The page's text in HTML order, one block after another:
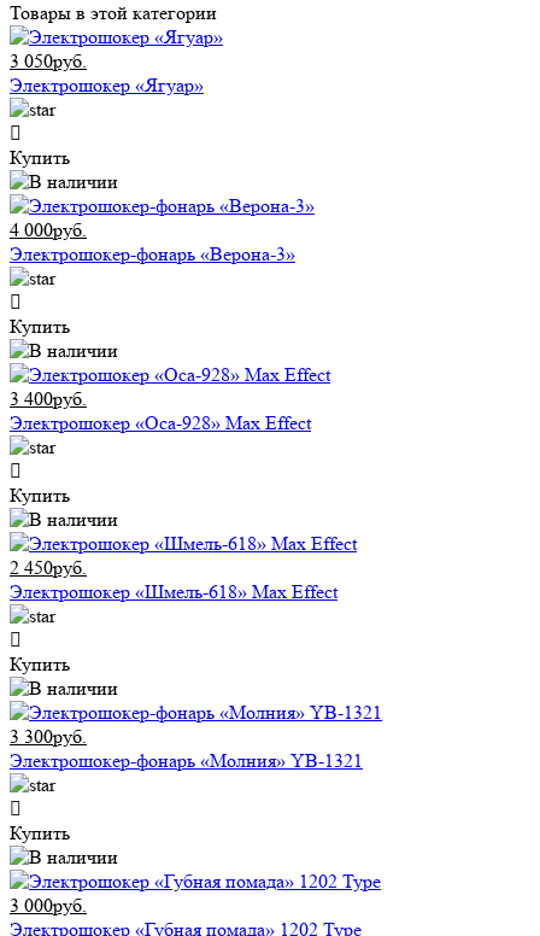
Товары в этой категории
3 050руб.
Электрошокер «Ягуар»
Купить
4 000руб.
Электрошокер-фонарь «Верона-3»
Купить
3 400руб.
Электрошокер «Оса-928» Max Effect
Купить
2 450руб.
Электрошокер «Шмель-618» Max Effect
Купить
3 300руб.
Электрошокер-фонарь «Молния» YB-1321
Купить
3 000руб.
Электрошокер «Губная помада» 1202 Type